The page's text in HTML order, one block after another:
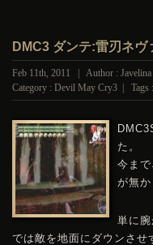
DMC3 ダンテ:雷刃ネヴ
Feb 11th, 2011 | Author : Javelina
Category :Devil May Cry3 | Tags
DMC
た。
今ま
が無か
単に
では敵を地面にダウンさ